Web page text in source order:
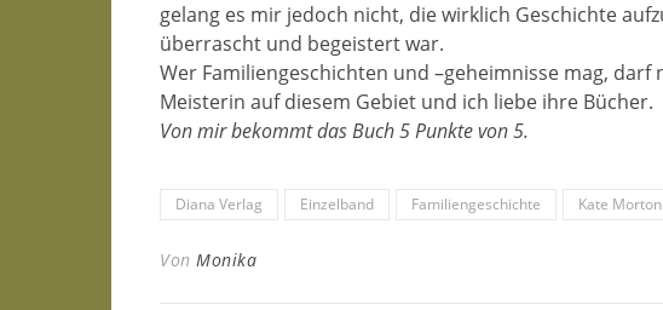
gelang es mir jedoch nicht, die wirklich Geschichte
überrascht und begeistert war.
Wer Familiengeschichten und –geheimnisse mag,
Meisterin auf diesem Gebiet und ich liebe ihre Bücher.
Von mir bekommt das Buch 5 Punkte von 5.
Diana Verlag Einzelband Familiengeschichte Kate Morton
Von Monika